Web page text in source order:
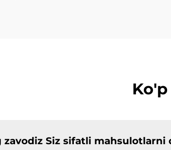
zavodiz Siz sifatli